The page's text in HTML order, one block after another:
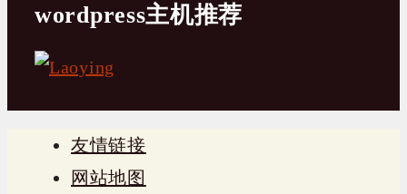
wordpress主机推荐
友情链接
网站地图